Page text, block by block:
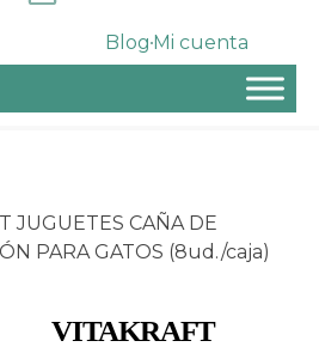
BlogMi cuenta
JUGUETES CAÑA DE
PARA GATOS (8ud./caja)
VITAKRAFT